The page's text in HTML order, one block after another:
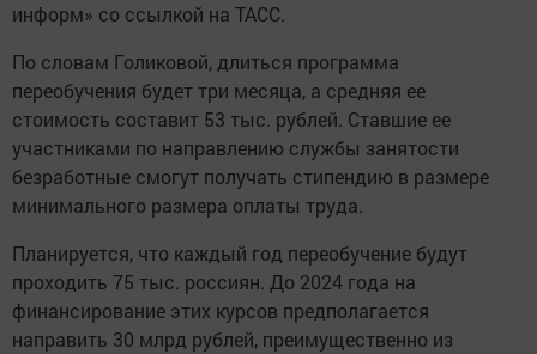
информ» со ссылкой на ТАСС.
По словам Голиковой, длиться программа
переобучения будет три месяца, а средняя ее
стоимость составит 53 тыс. рублей. Ставшие ее
участниками по направлению службы занятости
безработные смогут получать стипендию в размере
минимального размера оплаты труда.
Планируется, что каждый год переобучение будут
проходить 75 тыс. россиян. До 2024 года на
финансирование этих курсов предполагается
направить 30 млрд рублей, преимущественно из